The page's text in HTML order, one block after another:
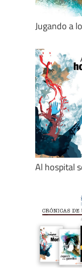
Jugando a
Al hospital